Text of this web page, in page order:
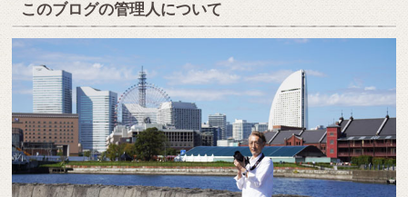
このブログの管理人について